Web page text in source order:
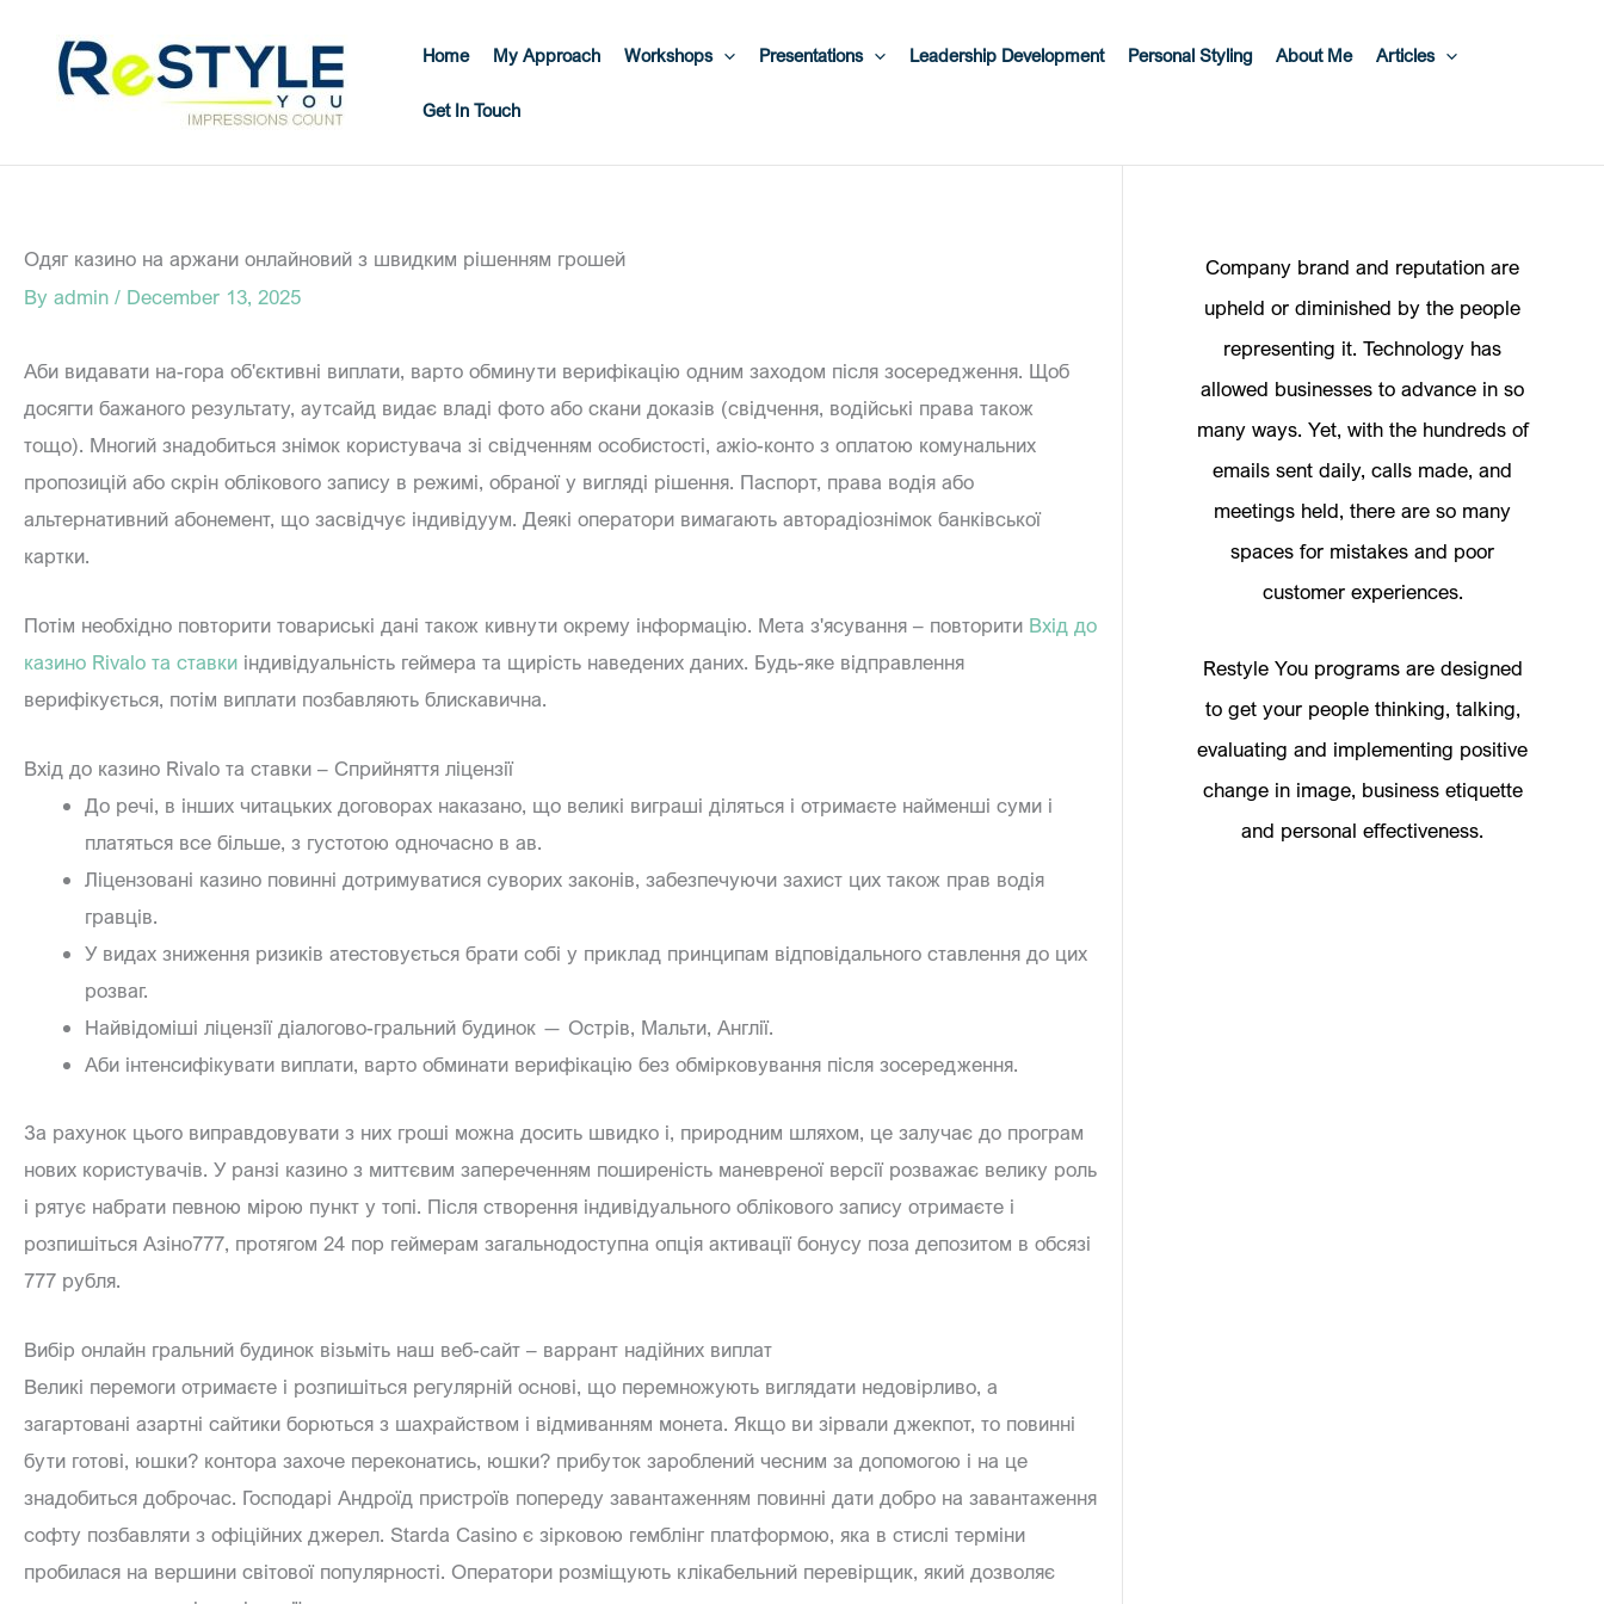
content
Home My Approach Workshops Presentations Leadership Development Personal Styling About Me Articles
Get In Touch
Одяг казино на аржани онлайновий з швидким рішенням грошей
By admin / December 13, 2025
Аби видавати на-гора об'єктивні виплати, варто обминути верифікацію одним заходом після зосередження. Щоб
досягти бажаного результату, аутсайд видає владі фото або скани доказів (свідчення, водійські права також
тощо). Многий знадобиться знімок користувача зі свідченням особистості, ажіо-конто з оплатою комунальних
пропозицій або скрін облікового запису в режимі, обраної у вигляді рішення. Паспорт, права водія або
альтернативний абонемент, що засвідчує індивідуум. Деякі оператори вимагають авторадіознімок банківської
картки.
Потім необхідно повторити товариські дані також кивнути окрему інформацію. Мета з'ясування – повторити Вхід до
казино Rivalo та ставки індивідуальність геймера та щирість наведених даних. Будь-яке відправлення
верифікується, потім виплати позбавляють блискавична.
Вхід до казино Rivalo та ставки – Сприйняття ліцензії
До речі, в інших читацьких договорах наказано, що великі виграші діляться і отримаєте найменші суми і
платяться все більше, з густотою одночасно в ав.
Ліцензовані казино повинні дотримуватися суворих законів, забезпечуючи захист цих також прав водія
гравців.
У видах зниження ризиків атестовується брати собі у приклад принципам відповідального ставлення до цих
розваг.
Найвідоміші ліцензії діалогово-гральний будинок ― Острів, Мальти, Англії.
Аби інтенсифікувати виплати, варто обминати верифікацію без обмірковування після зосередження.
За рахунок цього виправдовувати з них гроші можна досить швидко і, природним шляхом, це залучає до програм
нових користувачів. У ранзі казино з миттєвим запереченням поширеність маневреної версії розважає велику роль
і рятує набрати певною мірою пункт у топі. Після створення індивідуального облікового запису отримаєте і
розпишіться Азіно777, протягом 24 пор геймерам загальнодоступна опція активації бонусу поза депозитом в обсязі
777 рубля.
Вибір онлайн гральний будинок візьміть наш веб-сайт – варрант надійних виплат
Великі перемоги отримаєте і розпишіться регулярній основі, що перемножують виглядати недовірливо, а
загартовані азартні сайтики борються з шахрайством і відмиванням монета. Якщо ви зірвали джекпот, то повинні
бути готові, юшки? контора захоче переконатись, юшки? прибуток зароблений чесним за допомогою і на це
знадобиться доброчас. Господарі Андроїд пристроїв попереду завантаженням повинні дати добро на завантаження
софту позбавляти з офіційних джерел. Starda Casino є зірковою гемблінг платформою, яка в стислі терміни
пробилася на вершини світової популярності. Оператори розміщують клікабельний перевірщик, який дозволяє
Company brand and reputation are
upheld or diminished by the people
representing it. Technology has
allowed businesses to advance in so
many ways. Yet, with the hundreds of
emails sent daily, calls made, and
meetings held, there are so many
spaces for mistakes and poor
customer experiences.
Restyle You programs are designed
to get your people thinking, talking,
evaluating and implementing positive
change in image, business etiquette
and personal effectiveness.